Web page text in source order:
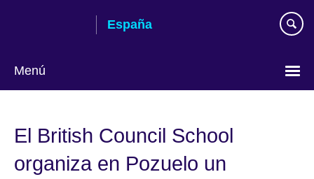
España
Menú
El British Council School
organiza en Pozuelo un